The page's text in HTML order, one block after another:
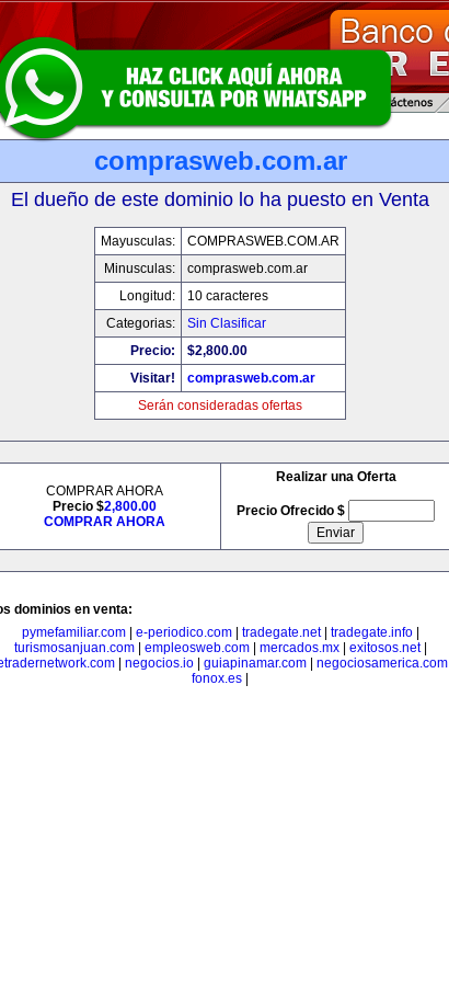
comprasweb.com.ar
El dueño de este dominio lo ha puesto en Venta
Mayusculas:
COMPRASWEB.COM.AR
Minusculas:
comprasweb.com.ar
Longitud:
10 caracteres
Categorias:
Sin Clasificar
Precio:
$2,800.00
Visitar!
comprasweb.com.ar
Serán consideradas ofertas
COMPRAR AHORA
Precio $2,800.00
COMPRAR AHORA
Realizar una Oferta
Precio Ofrecido $
dominios en venta:
pymefamiliar.com| e-periodico.com| tradegate.net| tradegate.info|
turismosanjuan.com| empleosweb.com| mercados.mx| exitosos.net|
negocios.io guiapinamar.com negociosamerica.com
fonox.es